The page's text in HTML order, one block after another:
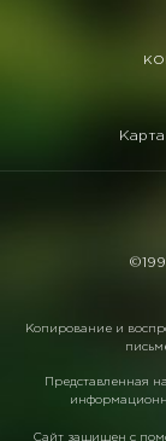
Копирование и
Представленная
Сайт защищен с